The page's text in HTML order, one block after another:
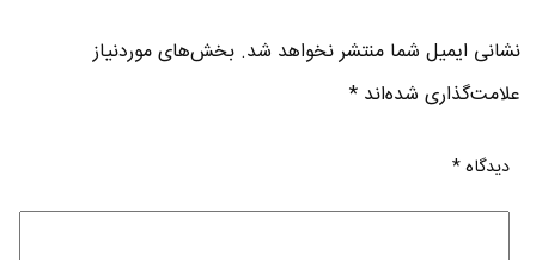
نشانی ایمیل شما منتشر نخواهد شد. بخش‌های موردنیاز
علامت‌گذاری شده‌اند*
دیدگاه*